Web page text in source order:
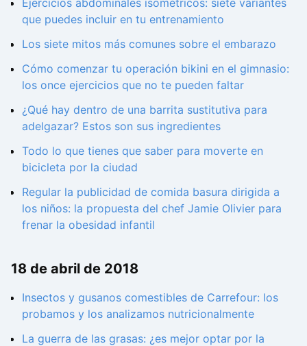
que puedes incluir en tu entrenamiento
Los siete mitos más comunes sobre el embarazo
Cómo comenzar tu operación bikini en el gimnasio:
los once ejercicios que no te pueden faltar
¿Qué hay dentro de una barrita sustitutiva para
adelgazar? Estos son sus ingredientes
Todo lo que tienes que saber para moverte en
bicicleta por la ciudad
Regular la publicidad de comida basura dirigida a
los niños: la propuesta del chef Jamie Olivier para
frenar la obesidad infantil
18 de abril de 2018
Insectos y gusanos comestibles de Carrefour: los
probamos y los analizamos nutricionalmente
La guerra de las grasas: ¿es mejor optar por la